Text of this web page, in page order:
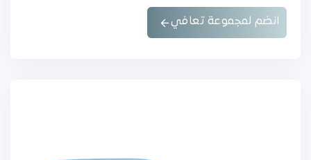
انضم لمجموعة تعافي